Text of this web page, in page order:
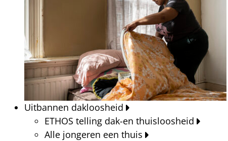
Uitbannen dakloosheid
ETHOS telling dak-en thuisloosheid
Alle jongeren een thuis